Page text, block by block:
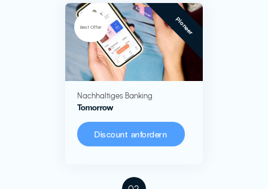
Best Offer Pioneer
Nachhaltiges Banking
Tomorrow
Discount anfordern